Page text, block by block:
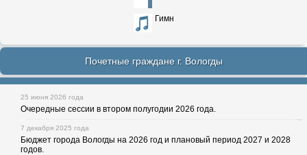
Гимн
Почетные граждане г. Вологды
25 июня 2026 года
Очередные сессии в втором полугодии 2026 года.
7 декабря 2025 года
Бюджет города Вологды на 2026 год и плановый период 2027 и 2028
годов.